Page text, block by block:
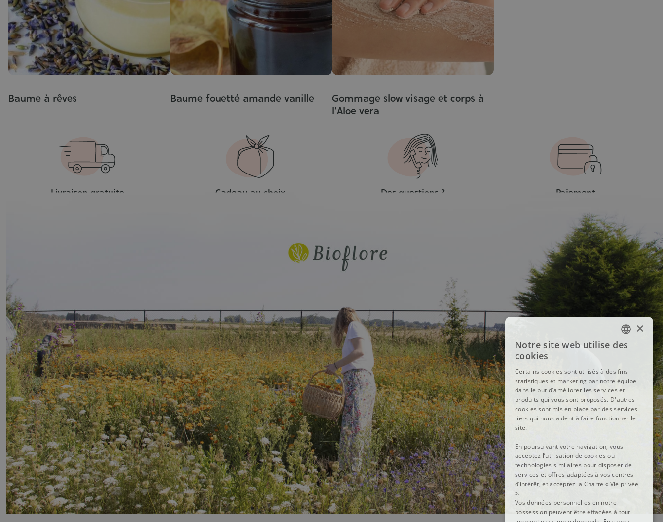
Baume à rêves Baume fouetté amande vanille
Gommage slow visage et corps à
l'Aloe vera
Livraison gratuite
Cadeau au choix
Des questions ?
Paiement
FRENCH
ENGLISH
×
Notre site web utilise des
cookies
Certains cookies sont utilisés à des fins
statistiques et marketing par notre équipe
dans le but d'améliorer les services et
produits qui vous sont proposés. D'autres
cookies sont mis en place par des services
tiers qui nous aident à faire fonctionner le
site.
En poursuivant votre navigation, vous
acceptez l’utilisation de cookies ou
technologies similaires pour disposer de
services et offres adaptées à vos centres
d’intérêt, et acceptez la Charte « Vie privée
».
Vos données personnelles en notre
possession peuvent être effacées à tout